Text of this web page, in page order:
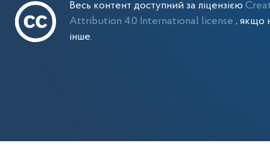
Весь контент доступний за ліцензією
Attribution 4.0 International license , якщо
інше.